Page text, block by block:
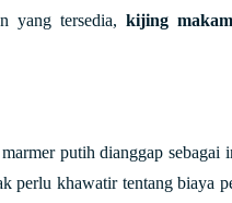
yang tersedia, kijing
putih dianggap sebagai
perlu khawatir tentang biaya